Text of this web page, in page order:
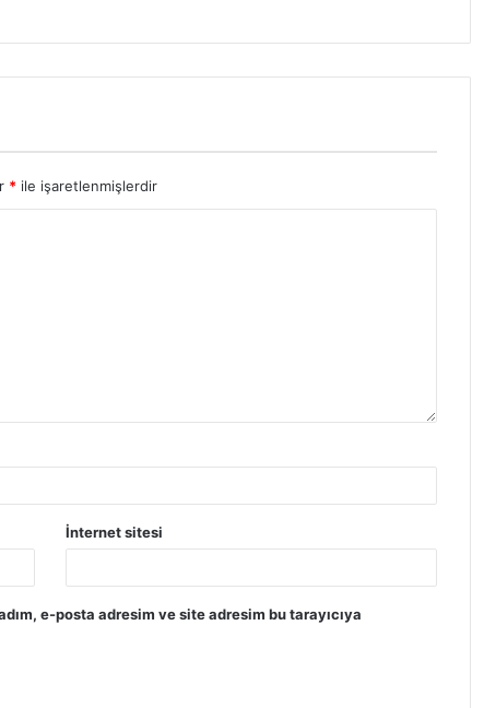
* ile işaretlenmişlerdir
İnternet sitesi
e-posta adresim ve site adresim bu tarayıcıya